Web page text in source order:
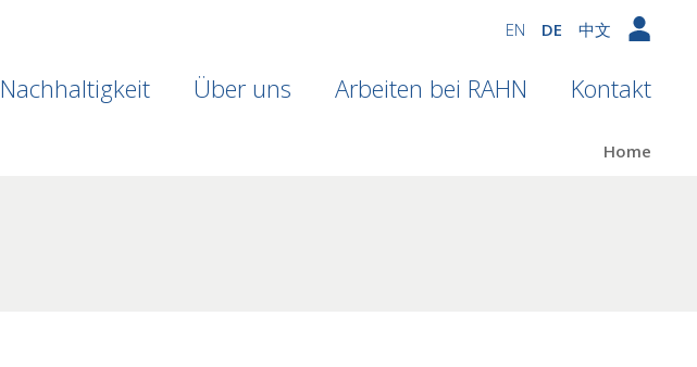
EN DE 中文
Nachhaltigkeit Über uns Arbeiten bei RAHN Kontakt
Home